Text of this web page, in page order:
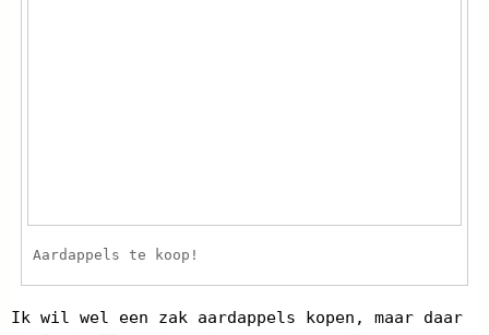
Aardappels te koop!
Ik wil wel een zak aardappels kopen, maar daar